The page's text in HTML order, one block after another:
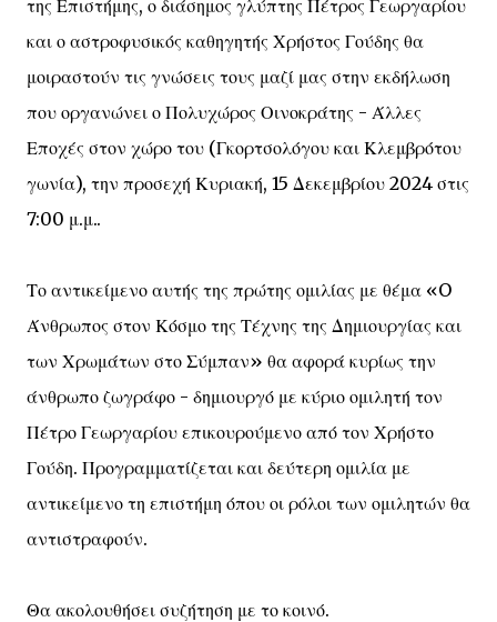
της Επιστήμης, ο διάσημος γλύπτης Πέτρος Γεωργαρίου
και ο αστροφυσικός καθηγητής Χρήστος Γούδης θα
μοιραστούν τις γνώσεις τους μαζί μας στην εκδήλωση
που οργανώνει ο Πολυχώρος Οινοκράτης - Άλλες
Εποχές στον χώρο του (Γκορτσολόγου και Κλεμβρότου
γωνία), την προσεχή Κυριακή, 15 Δεκεμβρίου 2024 στις
7:00 μ.μ..
Το αντικείμενο αυτής της πρώτης ομιλίας με θέμα «O
Άνθρωπος στον Κόσμο της Τέχνης της Δημιουργίας και
των Χρωμάτων στο Σύμπαν» θα αφορά κυρίως την
άνθρωπο ζωγράφο - δημιουργό με κύριο ομιλητή τον
Πέτρο Γεωργαρίου επικουρούμενο από τον Χρήστο
Γούδη. Προγραμματίζεται και δεύτερη ομιλία με
αντικείμενο τη επιστήμη όπου οι ρόλοι των ομιλητών θα
αντιστραφούν.
Θα ακολουθήσει συζήτηση με το κοινό.